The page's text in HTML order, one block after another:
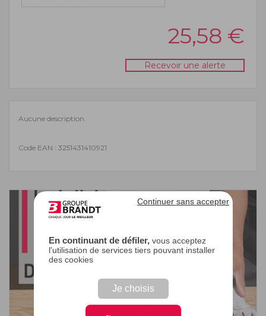
En continuant de défiler,vous acceptez
l'utilisation de services tiers pouvant installer
des cookies
Je choisis
Continuer sans accepter
25,58 €
Recevoir une alerte
Aucune description.
Code EAN : 3251431410921